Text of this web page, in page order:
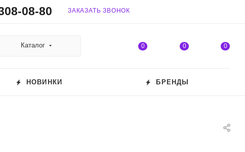
08-80 ЗАКАЗАТЬ ЗВОНОК
Каталог 0 0 0
НОВИНКИ БРЕНДЫ